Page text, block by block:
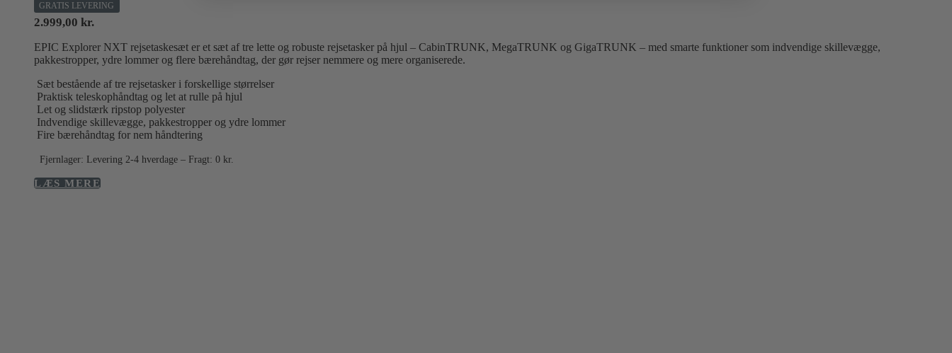
GRATIS LEVERING
2.999,00 kr.
EPIC Explorer NXT rejsetaskesæt er et sæt af tre lette og robuste rejsetasker på hjul – CabinTRUNK, MegaTRUNK og GigaTRUNK – med smarte funktioner som indvendige skillevægge,
pakkestropper, ydre lommer og flere bærehåndtag, der gør rejser nemmere og mere organiserede.
Sæt bestående af tre rejsetasker i forskellige størrelser
Praktisk teleskophåndtag og let at rulle på hjul
Let og slidstærk ripstop polyester
Indvendige skillevægge, pakkestropper og ydre lommer
Fire bærehåndtag for nem håndtering
Fjernlager: Levering 2-4 hverdage – Fragt: 0 kr.
LÆS MERE